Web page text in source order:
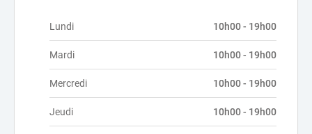
Lundi 10h00 - 19h00
Mardi 10h00 - 19h00
Mercredi 10h00 - 19h00
Jeudi 10h00 - 19h00